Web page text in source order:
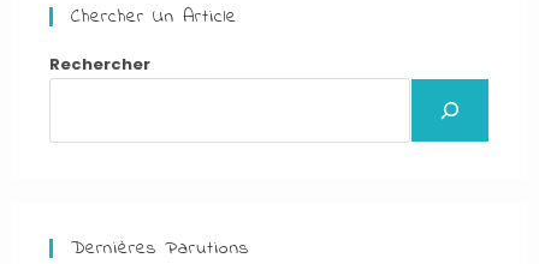
Chercher Un Article
Rechercher
Dernières Parutions